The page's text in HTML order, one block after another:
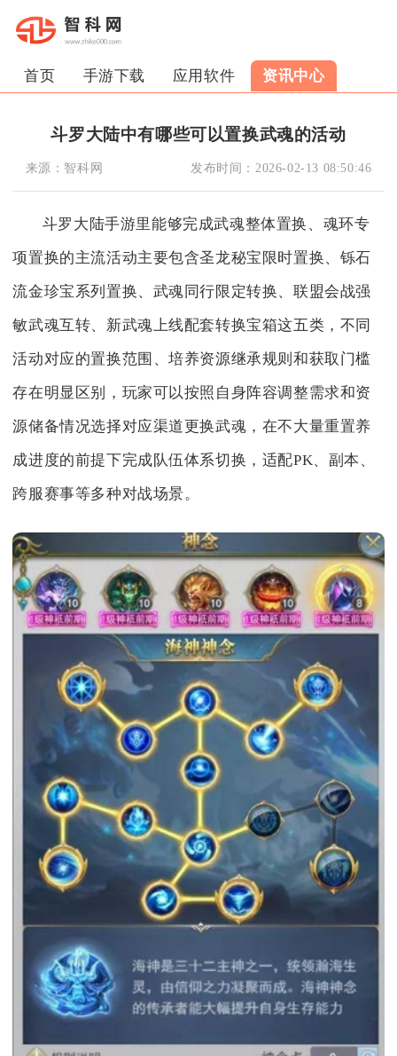
首页 手游下载 应用软件 资讯中心
斗罗大陆中有哪些可以置换武魂的活动
来源： 智科网 发布时间： 2026-02-13 08:50:46
斗罗大陆手游里能够完成武魂整体置换、魂环专
项置换的主流活动主要包含圣龙秘宝限时置换、铄石
流金珍宝系列置换、武魂同行限定转换、联盟会战强
敏武魂互转、新武魂上线配套转换宝箱这五类，不同
活动对应的置换范围、培养资源继承规则和获取门槛
存在明显区别，玩家可以按照自身阵容调整需求和资
源储备情况选择对应渠道更换武魂，在不大量重置养
成进度的前提下完成队伍体系切换，适配PK、副本、
跨服赛事等多种对战场景。